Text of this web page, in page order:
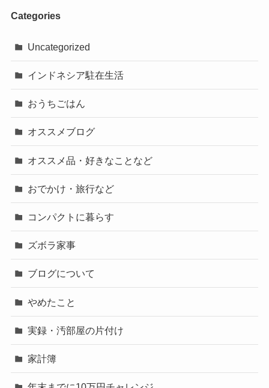
Categories
Uncategorized
インドネシア駐在生活
おうちごはん
オススメブログ
オススメ品・好きなことなど
おでかけ・旅行など
コンパクトに暮らす
ズボラ家事
ブログについて
やめたこと
実録・汚部屋の片付け
家計簿